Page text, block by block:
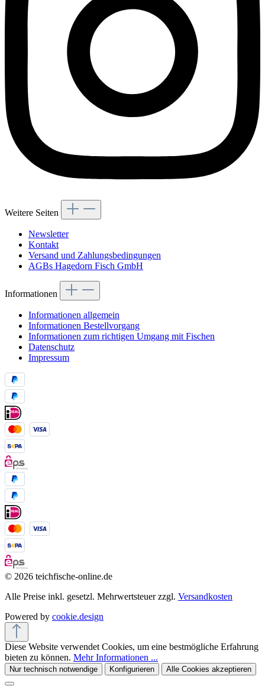
Weitere Seiten
Newsletter
Kontakt
Versand und Zahlungsbedingungen
AGBs Hagedorn Fisch GmbH
Informationen
Informationen allgemein
Informationen Bestellvorgang
Informationen zum richtigen Umgang mit Fischen
Datenschutz
Impressum
© 2026 teichfische-online.de
Alle Preise inkl. gesetzl. Mehrwertsteuer zzgl. Versandkosten
Powered by cookie.design
Diese Website verwendet Cookies, um eine bestmögliche Erfahrung
bieten zu können. Mehr Informationen ...
Nur technisch notwendige Konfigurieren Alle Cookies akzeptieren